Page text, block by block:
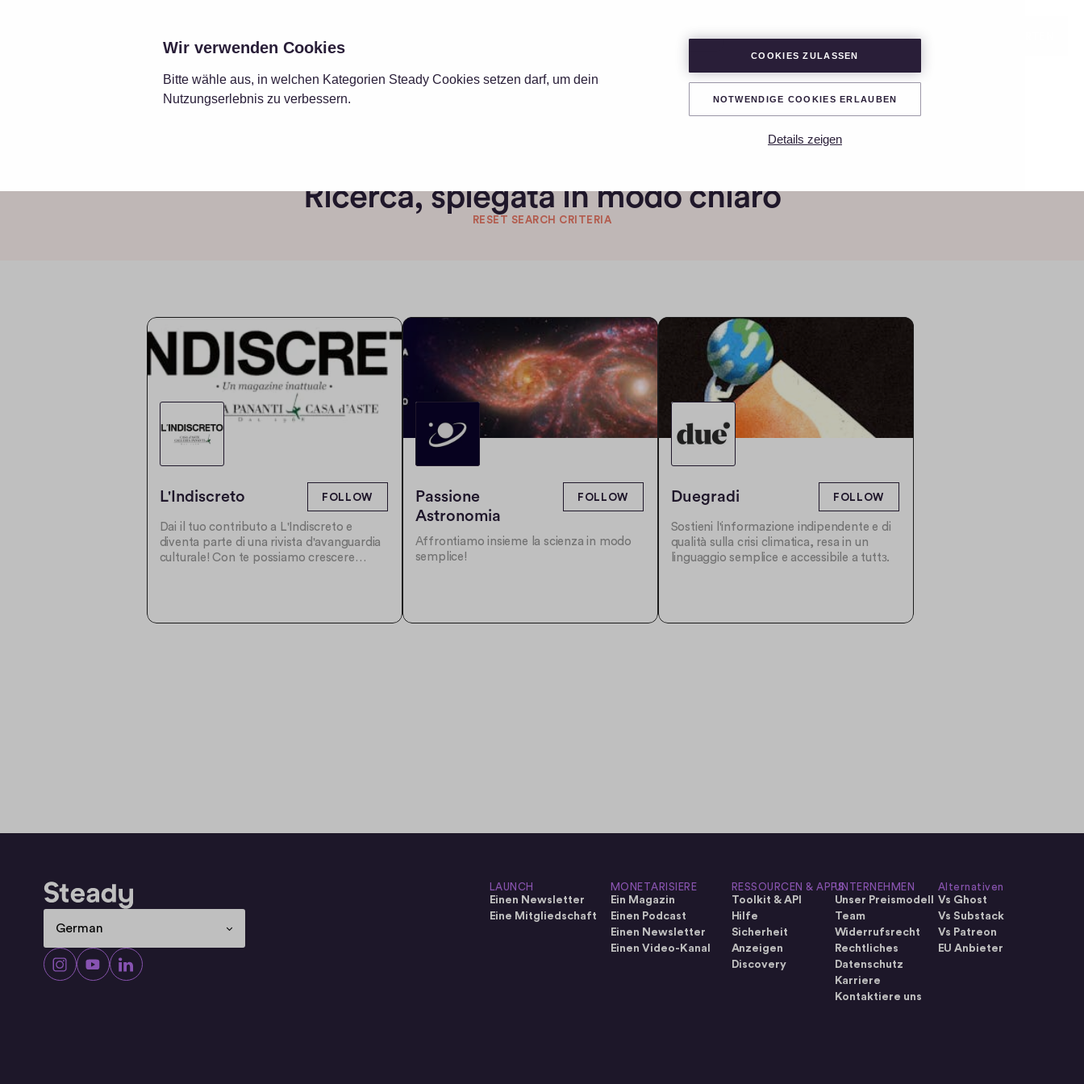
Wir verwenden Cookies
Bitte wähle aus, in welchen Kategorien Steady Cookies setzen darf, um dein
Nutzungserlebnis zu verbessern.
COOKIES ZULASSEN
NOTWENDIGE COOKIES ERLAUBEN
Details zeigen
Ricerca, spiegata in modo chiaro
RESET SEARCH CRITERIA
L'Indiscreto FOLLOW
Dai il tuo contributo a L'Indiscreto e
diventa parte di una rivista d'avanguardia
culturale! Con te possiamo crescere
Passione
Astronomia
FOLLOW
Affrontiamo insieme la scienza in modo
semplice!
Duegradi FOLLOW
Sostieni l'informazione indipendente e di
qualità sulla crisi climatica, resa in un
linguaggio semplice e accessibile a tuttз.
Select Language
German
LAUNCH
Einen Newsletter
Eine Mitgliedschaft
MONETARISIERE
Ein Magazin
Einen Podcast
Einen Newsletter
Einen Video-Kanal
RESSOURCEN & APPS
Toolkit & API
Hilfe
Sicherheit
Anzeigen
Discovery
UNTERNEHMEN
Unser Preismodell
Team
Widerrufsrecht
Rechtliches
Datenschutz
Karriere
Kontaktiere uns
Alternativen
Vs Ghost
Vs Substack
Vs Patreon
EU Anbieter